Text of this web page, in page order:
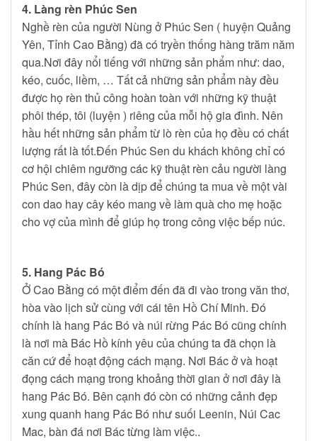
4. Làng rèn Phúc Sen
Nghề rèn của người Nùng ở Phúc Sen ( huyện Quảng
Yên, Tỉnh Cao Bằng) đã có tryền thống hàng trăm năm
qua.Nơi đây nổi tiếng với những sản phẩm như: dao,
kéo, cuốc, liềm, … Tất cả những sản phẩm này đều
được họ rèn thủ công hoàn toàn với những kỹ thuật
phôi thép, tôi (luyện ) riêng của mỗi hộ gia đình. Nên
hầu hết những sản phẩm từ lò rèn của họ đều có chất
lượng rất là tốt.Đến Phúc Sen du khách không chỉ có
cơ hội chiêm ngưỡng các kỹ thuật rèn cảu người làng
Phúc Sen, đây còn là dịp để chúng ta mua về một vài
con dao hay cây kéo mang về làm quà cho mẹ hoặc
cho vợ của mình để giúp họ trong công việc bếp núc.
5. Hang Pác Bó
Ở Cao Bằng có một điểm đến đã đi vào trong văn thơ,
hòa vào lịch sử cùng với cái tên Hồ Chí Minh. Đó
chính là hang Pác Bó và núi rừng Pác Bó cũng chính
là nơi mà Bác Hồ kính yêu của chúng ta đã chọn là
căn cứ để hoạt động cách mạng. Nơi Bác ở và hoạt
đọng cách mạng trong khoảng thời gian ở nơi đây là
hang Pác Bó. Bên cạnh đó còn có những cảnh đẹp
xung quanh hang Pác Bó như suối Leenin, Núi Cac
Mac, bàn đá nơi Bác từng làm việc..